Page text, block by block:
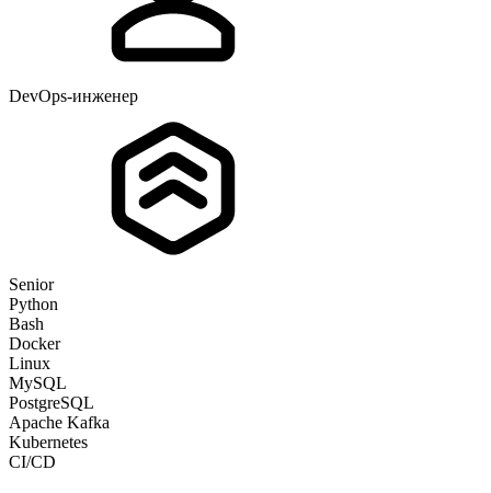
DevOps-инженер
Senior
Python
Bash
Docker
Linux
MySQL
PostgreSQL
Apache Kafka
Kubernetes
CI/CD